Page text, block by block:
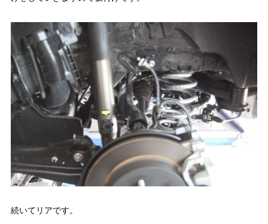
続いてリアです。